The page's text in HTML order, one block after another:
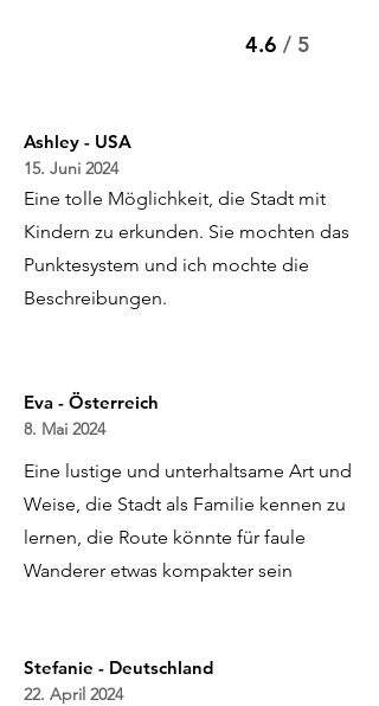
4.6 / 5
Ashley - USA
15. Juni 2024
Eine tolle Möglichkeit, die Stadt mit
Kindern zu erkunden. Sie mochten das
Punktesystem und ich mochte die
Beschreibungen.
Eva - Österreich
8. Mai 2024
Eine lustige und unterhaltsame Art und
Weise, die Stadt als Familie kennen zu
lernen, die Route könnte für faule
Wanderer etwas kompakter sein
Stefanie - Deutschland
22. April 2024